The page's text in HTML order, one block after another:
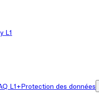
L1
L1+Protection des données